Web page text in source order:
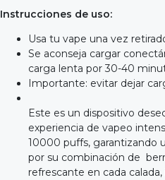
Instrucciones de uso:
Usa tu vape una vez
Se aconseja cargar
carga lenta por 30-40
Importante: evitar dejar
Este es un dispositivo
experiencia de vapeo
10000 puffs, garantizando
por su combinación de
refrescante en cada